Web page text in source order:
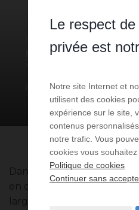
APPARTEMENT
MONACO - 98000
1 300 000 € 1pièce
Dans le quartier de la
en dernier etage d'un
large terrasse offrant une
Le respect
privée est
Notre site Internet et
utilisent des cookies
expérience sur le site,
contenus
notre trafic. Vous
cookies vous souhaitez
Politique de cookies
Continuer sans